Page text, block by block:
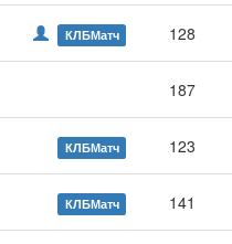
КЛБМатч 128
187
КЛБМатч 123
КЛБМатч 141